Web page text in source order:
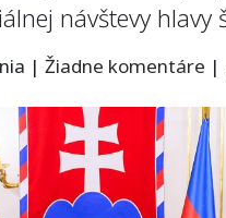
návštevy hlavy
| Žiadne komentáre |